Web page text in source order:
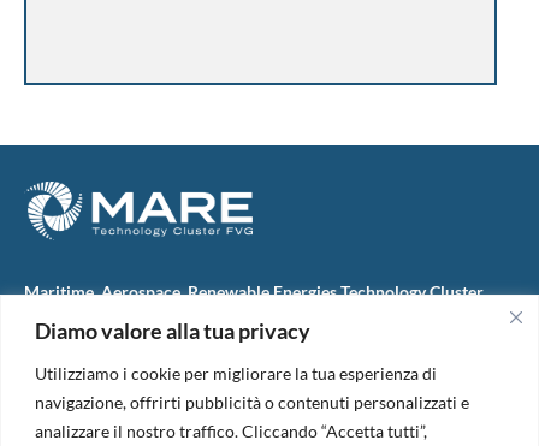
Diamo valore alla tua privacy
Utilizziamo i cookie per migliorare la tua esperienza di
navigazione, offrirti pubblicità o contenuti personalizzati e
analizzare il nostro traffico. Cliccando “Accetta tutti”,
Maritime, Aerospace, Renewable Energies Technology Cluster
M.A.R.E. TC FVG S.c.ar.l.
34074 Monfalcone (Italy)
tel. +39 0481 723440
Codice Fiscale e Partita Iva: 01138620313